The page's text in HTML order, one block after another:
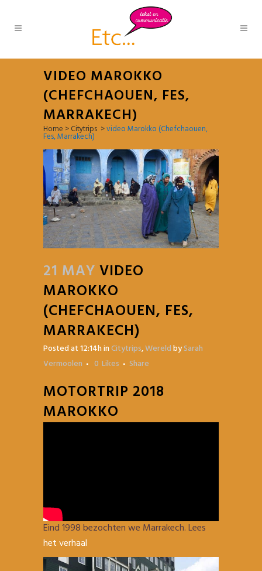
VIDEO MAROKKO
(CHEFCHAOUEN, FES,
MARRAKECH)
Home >Citytrips >video Marokko (Chefchaouen,
Fes, Marrakech)
21 MAY VIDEO
MAROKKO
(CHEFCHAOUEN, FES,
MARRAKECH)
Posted at 12:14hinCitytrips,WereldbySarah
Vermoolen
0 Likes Share
MOTORTRIP 2018
MAROKKO
Eind 1998 bezochten we Marrakech. Lees
het verhaal